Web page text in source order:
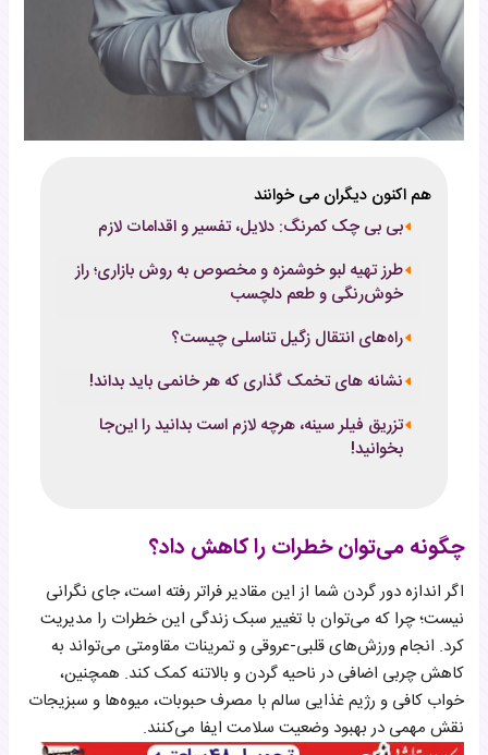
هم اکنون دیگران می خوانند
بی بی چک کمرنگ: دلایل، تفسیر و اقدامات لازم
طرز تهیه لبو خوشمزه و مخصوص به روش بازاری؛ راز
خوش‌رنگی و طعم دلچسب
راه‌های انتقال زگیل تناسلی چیست؟
نشانه های تخمک گذاری که هر خانمی باید بداند!
تزریق فیلر سینه، هرچه لازم است بدانید را این‌جا
بخوانید!
چگونه می‌توان خطرات را کاهش داد؟
اگر اندازه دور گردن شما از این مقادیر فراتر رفته است، جای نگرانی
نیست؛ چرا که می‌توان با تغییر سبک زندگی این خطرات را مدیریت
کرد. انجام ورزش‌های قلبی-عروقی و تمرینات مقاومتی می‌تواند به
کاهش چربی اضافی در ناحیه گردن و بالاتنه کمک کند. همچنین،
خواب کافی و رژیم غذایی سالم با مصرف حبوبات، میوه‌ها و سبزیجات
نقش مهمی در بهبود وضعیت سلامت ایفا می‌کنند.